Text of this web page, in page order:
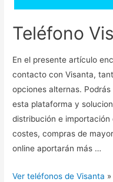
Teléfono
En el presente artículo
contacto con Visanta,
opciones alternas.
esta plataforma y
distribución e
costes, compras de
online aportarán más …
Ver teléfonos de Visanta »